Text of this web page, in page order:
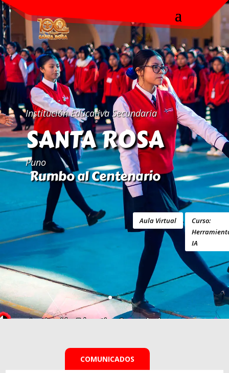
COMUNICADOS
Rumbo al Centenario
Institución Educativa Secundaria
SANTA ROSA
Puno
Aula Virtual
Curso:
IA